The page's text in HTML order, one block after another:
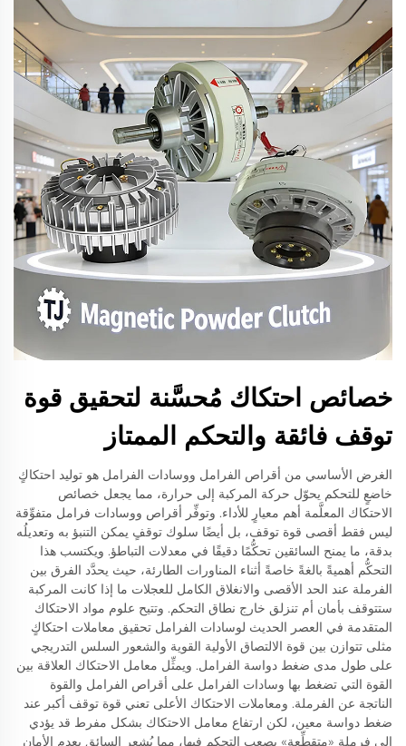
خصائص احتكاك مُحسَّنة لتحقيق قوة
توقف فائقة والتحكم الممتاز
الغرض الأساسي من أقراص الفرامل ووسادات الفرامل هو توليد احتكاكٍ
خاضعٍ للتحكم يحوّل حركة المركبة إلى حرارة، مما يجعل خصائص
الاحتكاك المعلَّمة أهم معيارٍ للأداء. وتوفِّر أقراص ووسادات فرامل متفوِّقة
ليس فقط أقصى قوة توقف، بل أيضًا سلوك توقفٍ يمكن التنبؤ به وتعديلُه
بدقة، ما يمنح السائقين تحكُّمًا دقيقًا في معدلات التباطؤ. ويكتسب هذا
التحكُّم أهميةً بالغةً خاصةً أثناء المناورات الطارئة، حيث يحدَّد الفرق بين
الفرملة عند الحد الأقصى والانغلاق الكامل للعجلات ما إذا كانت المركبة
ستتوقف بأمان أم تنزلق خارج نطاق التحكم. وتتيح علوم مواد الاحتكاك
المتقدمة في العصر الحديث لوسادات الفرامل تحقيق معاملات احتكاكٍ
مثلى تتوازن بين قوة الالتصاق الأولية القوية والشعور السلس التدريجي
على طول مدى ضغط دواسة الفرامل. ويمثِّل معامل الاحتكاك العلاقة بين
القوة التي تضغط بها وسادات الفرامل على أقراص الفرامل والقوة
الناتجة عن الفرملة. ومعاملات الاحتكاك الأعلى تعني قوة توقف أكبر عند
ضغط دواسة معين، لكن ارتفاع معامل الاحتكاك بشكل مفرط قد يؤدي
إلى فرملة «متقطِّعة» يصعب التحكم فيها، مما يُشعر السائق بعدم الأمان